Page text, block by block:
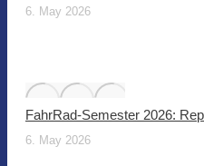
6. May 2026
FahrRad-Semester 2026:
6. May 2026